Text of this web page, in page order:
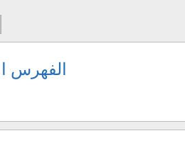
الفهرس